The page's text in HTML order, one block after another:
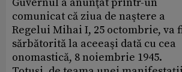
Guvernul a anunţat printr-un
comunicat că ziua de naştere a
Regelui Mihai I, 25 octombrie, va
sărbătorită la aceeaşi dată cu cea
onomastică, 8 noiembrie 1945.